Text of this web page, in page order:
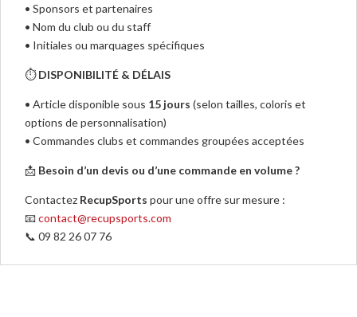
• Sponsors et partenaires
• Nom du club ou du staff
• Initiales ou marquages spécifiques
⏱DISPONIBILITÉ & DÉLAIS
• Article disponible sous 15 jours (selon tailles, coloris et
options de personnalisation)
• Commandes clubs et commandes groupées acceptées
📩 Besoin d’un devis ou d’une commande en volume ?
Contactez RecupSports pour une offre sur mesure :
📧contact@recupsports.com
📞 09 82 26 07 76